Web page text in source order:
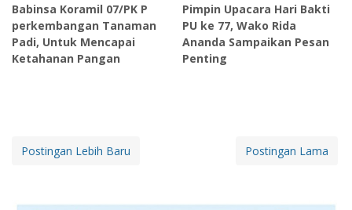
Babinsa Koramil 07/PK P
perkembangan Tanaman
Padi, Untuk Mencapai
Ketahanan Pangan
Pimpin Upacara Hari Bakti
PU ke 77, Wako Rida
Ananda Sampaikan Pesan
Penting
Postingan Lebih Baru Postingan Lama